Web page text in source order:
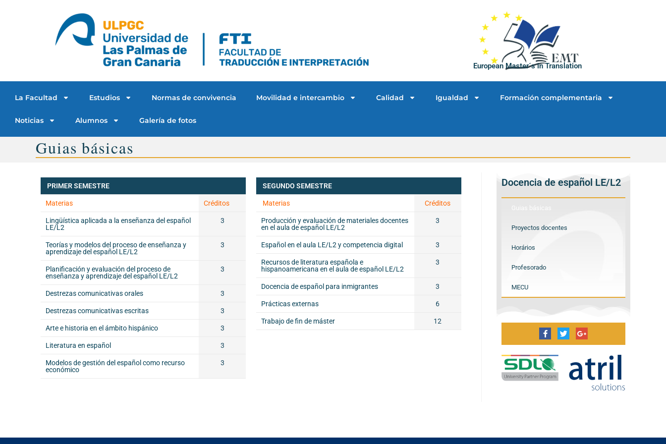
European Master´s in Translation
La Facultad Estudios Normas de convivencia Movilidad e intercambio Calidad Igualdad Formación complementaria
Noticias Alumnos Galería de fotos
Guias básicas
PRIMER SEMESTRE
Materias Créditos
Lingüística aplicada a la enseñanza del español
LE/L2
3
Teorías y modelos del proceso de enseñanza y
aprendizaje del español LE/L2
3
Planificación y evaluación del proceso de
enseñanza y aprendizaje del español LE/L2
3
Destrezas comunicativas orales 3
Destrezas comunicativas escritas 3
Arte e historia en el ámbito hispánico 3
Literatura en español 3
Modelos de gestión del español como recurso
económico
3
SEGUNDO SEMESTRE
Materias Créditos
Producción y evaluación de materiales docentes
en el aula de español LE/L2
3
Español en el aula LE/L2 y competencia digital 3
Recursos de literatura española e
hispanoamericana en el aula de español LE/L2
3
Docencia de español para inmigrantes 3
Prácticas externas 6
Trabajo de fin de máster 12
Docencia de español LE/L2
Guias básicas
Proyectos docentes
Horários
Profesorado
MECU